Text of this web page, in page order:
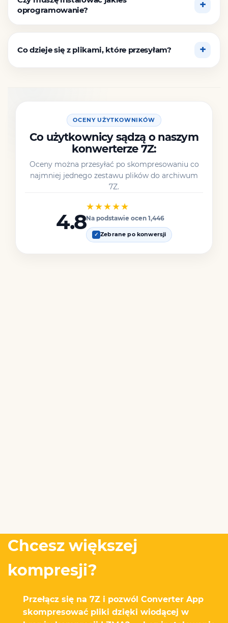
oprogramowanie?
Co dzieje się z plikami, które przesyłam?
OCENY UŻYTKOWNIKÓW
Co użytkownicy sądzą o naszym
konwerterze 7Z:
Oceny można przesyłać po skompresowaniu co
najmniej jednego zestawu plików do archiwum
7Z.
4.8
★★★★★
Na podstawie ocen 1,446
✓ Zebrane po konwersji
Chcesz większej
kompresji?
Przełącz się na 7Z i pozwól Converter App
skompresować pliki dzięki wiodącej w